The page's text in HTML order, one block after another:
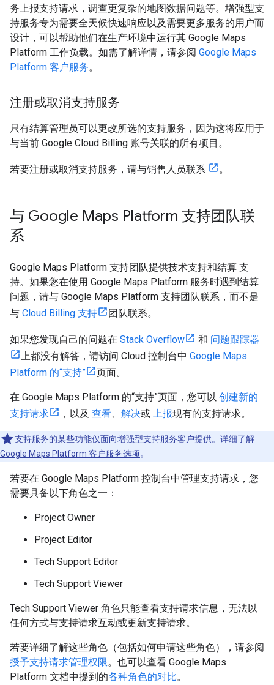
务上报支持请求，调查更复杂的地图数据问题等。增强型支
持服务专为需要全天候快速响应以及需要更多服务的用户而
设计，可以帮助他们在生产环境中运行其 Google Maps
Platform 工作负载。如需了解详情，请参阅 Google Maps
Platform 客户服务。
注册或取消支持服务
只有结算管理员可以更改所选的支持服务，因为这将应用于
与当前 Google Cloud Billing 账号关联的所有项目。
若要注册或取消支持服务，请与销售人员联系 。
与 Google Maps Platform 支持团队联
系
Google Maps Platform 支持团队提供技术支持和结算 支
持。如果您在使用 Google Maps Platform 服务时遇到结算
问题，请与 Google Maps Platform 支持团队联系，而不是
与 Cloud Billing 支持 团队联系。
如果您发现自己的问题在 Stack Overflow 和 问题跟踪器
上都没有解答，请访问 Cloud 控制台中 Google Maps
Platform 的“支持”
页面。
在 Google Maps Platform 的“支持”页面，您可以 创建新的
支持请求
，以及 查看 解决或 上报现有的支持请求。
支持服务的某些功能仅面向增强型支持服务客户提供。详细了解
Google Maps Platform 客户服务选项。
若要在 Google Maps Platform 控制台中管理支持请求，您
需要具备以下角色之一：
Project Owner
Project Editor
Tech Support Editor
Tech Support Viewer
Tech Support Viewer 角色只能查看支持请求信息，无法以
任何方式与支持请求互动或更新支持请求。
若要详细了解这些角色（包括如何申请这些角色），请参阅
授予支持请求管理权限。也可以查看 Google Maps
Platform 文档中提到的各种角色的对比。